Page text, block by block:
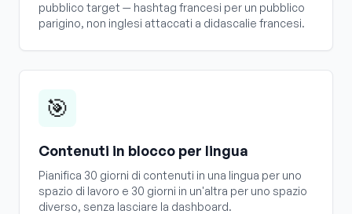
pubblico target — hashtag francesi per un pubblico
parigino, non inglesi attaccati a didascalie francesi.
🎯
Contenuti in blocco per lingua
Pianifica 30 giorni di contenuti in una lingua per uno
spazio di lavoro e 30 giorni in un'altra per uno spazio
diverso, senza lasciare la dashboard.